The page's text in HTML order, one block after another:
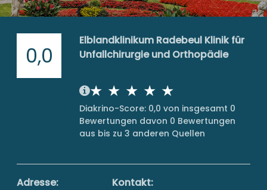
0,0
Elblandklinikum Radebeul Klinik für
Unfallchirurgie und Orthopädie
Diakrino-Score: 0,0 von insgesamt 0
Bewertungen davon 0 Bewertungen
aus bis zu 3 anderen Quellen
Adresse: Kontakt: